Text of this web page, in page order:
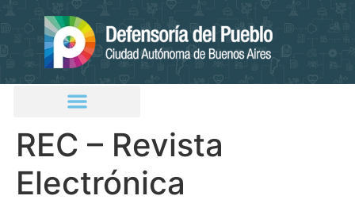
REC – Revista
Electrónica